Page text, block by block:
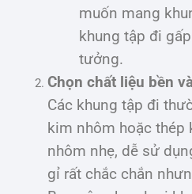
muốn mang
khung tập đi
tưởng.
Chọn chất liệu bền
Các khung tập đi
kim nhôm hoặc thép
nhôm nhẹ, dễ sử
gỉ rất chắc chắn